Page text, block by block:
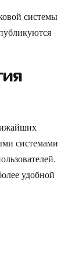
системы
системами
удобной